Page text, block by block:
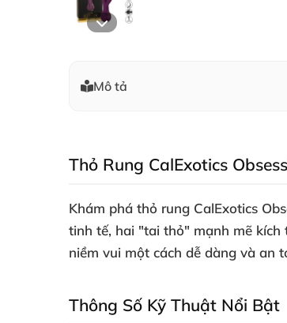
Mô tả
Thỏ Rung CalExotics
Khám phá thỏ rung CalExotics
tinh tế, hai "tai thỏ" mạnh mẽ kích
niềm vui một cách dễ dàng và an
Thông Số Kỹ Thuật Nổi Bật